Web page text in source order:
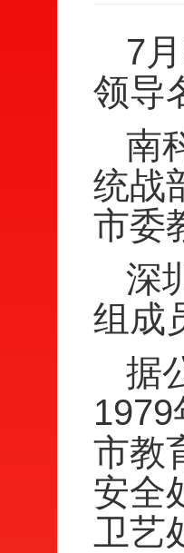
7
领导
南
统战
市委
深
组成
据
市教
安全
卫艺